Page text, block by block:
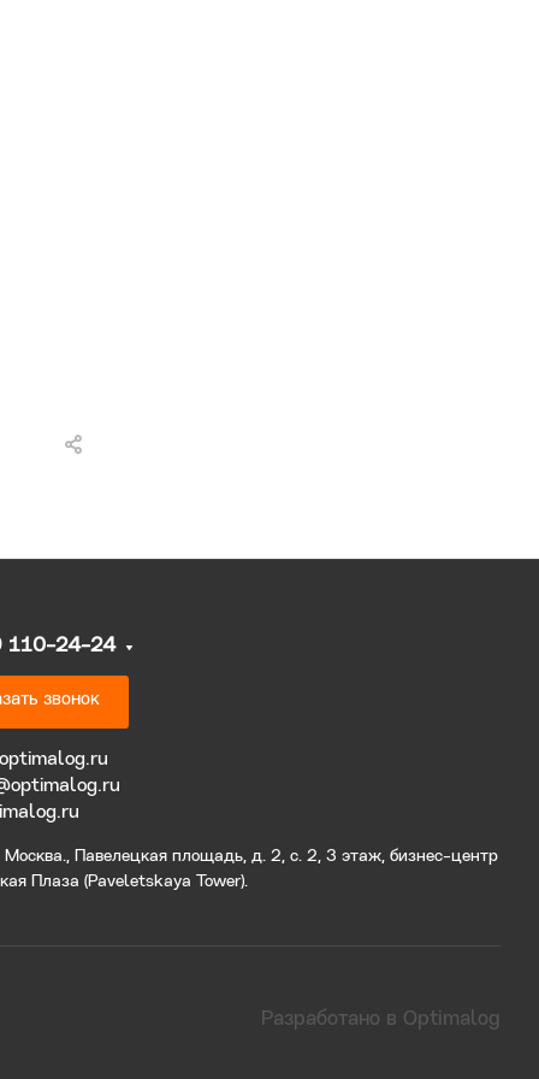
110-24-24
звонок
Павелецкая площадь, д. 2, с. 2, 3 этаж, бизнес-центр
Плаза (Paveletskaya Tower).
Разработано в Optimalog